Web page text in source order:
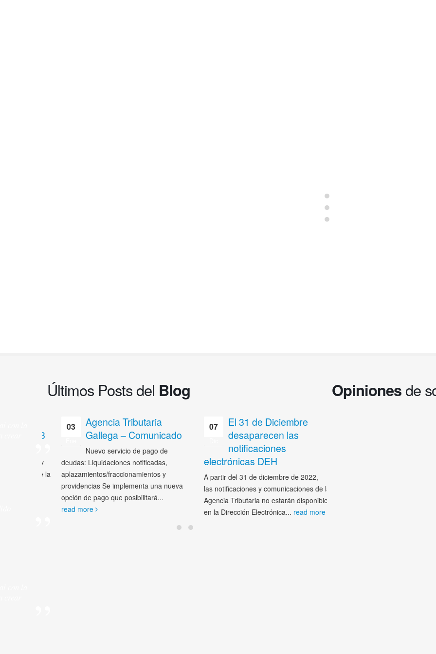
Últimos Posts del Blog
Agencia Tributaria
Gallega – Comunicado
Nuevo servicio de pago de
deudas: Liquidaciones notificadas,
aplazamientos/fraccionamientos y
providencias Se implementa una nueva
opción de pago que posibilitará...
read more
El 31 de Diciembre
desaparecen las
notificaciones
electrónicas DEH
A partir del 31 de diciembre de 2022,
las notificaciones y comunicaciones de la
Agencia Tributaria no estarán disponibles
en la Dirección Electrónica...read more
Opinionesde